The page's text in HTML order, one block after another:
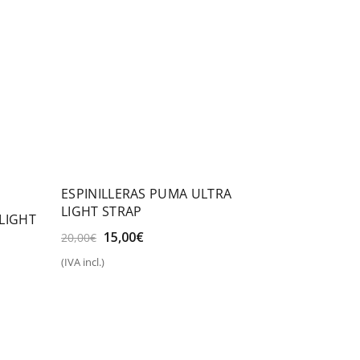
ESPINILLERAS PUMA ULTRA
LIGHT STRAP
20,00€ El
original
15,00€El
(IVA incl.)
Seleccionar opciones